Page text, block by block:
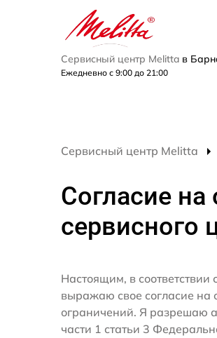
Сервисный центр Melitta в
Ежедневно с 9:00 до 21:00
Сервисный центр Melitta
Согласие
сервисного
Настоящим, в
выражаю свое согласие на
ограничений. Я разрешаю
части 1 статьи 3